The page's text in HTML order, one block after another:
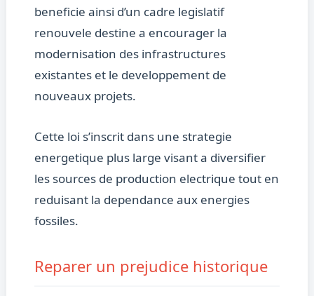
beneficie ainsi d’un cadre legislatif
renouvele destine a encourager la
modernisation des infrastructures
existantes et le developpement de
nouveaux projets.
Cette loi s’inscrit dans une strategie
energetique plus large visant a diversifier
les sources de production electrique tout en
reduisant la dependance aux energies
fossiles.
Reparer un prejudice historique